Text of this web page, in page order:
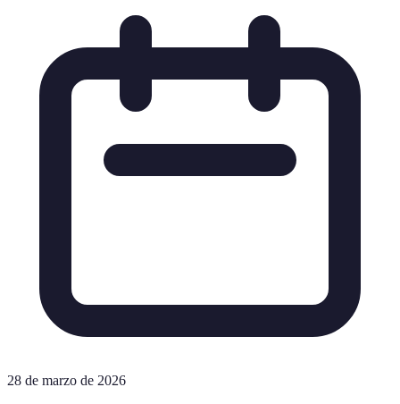
28 de marzo de 2026